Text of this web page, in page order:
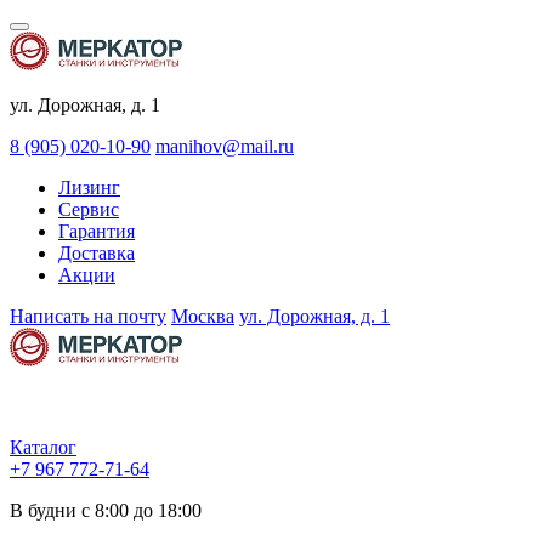
ул. Дорожная, д. 1
8 (905) 020-10-90 manihov@mail.ru
Лизинг
Сервис
Гарантия
Доставка
Акции
Написать на почту Москва ул. Дорожная, д. 1
Каталог
+7 967 772-71-64
В будни с 8:00 до 18:00